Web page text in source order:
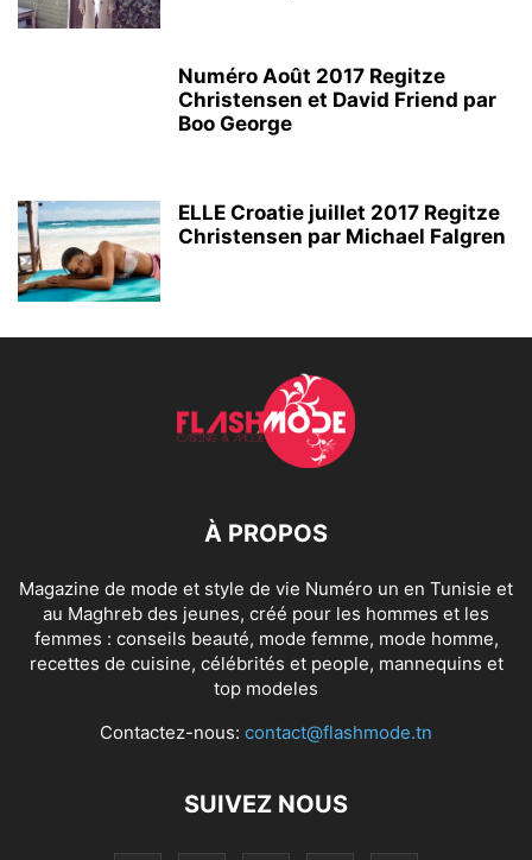
Numéro Août 2017 Regitze
Christensen et David Friend par
Boo George
ELLE Croatie juillet 2017 Regitze
Christensen par Michael Falgren
À PROPOS
Magazine de mode et style de vie Numéro un en Tunisie et
au Maghreb des jeunes, créé pour les hommes et les
femmes : conseils beauté, mode femme, mode homme,
recettes de cuisine, célébrités et people, mannequins et
top modeles
Contactez-nous: contact@flashmode.tn
SUIVEZ NOUS